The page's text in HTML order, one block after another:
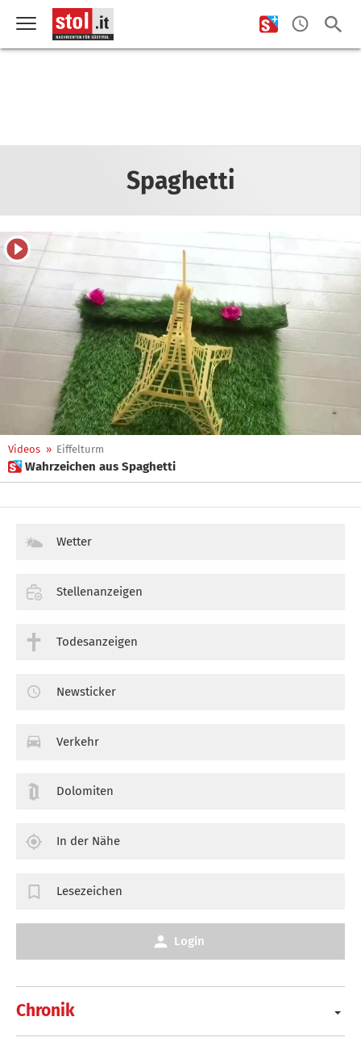
Spaghetti
Videos » Eiffelturm
 Wahrzeichen aus Spaghetti
Chronik
Wetter
Stellenanzeigen
Todesanzeigen
Newsticker
Verkehr
Dolomiten
In der Nähe
Lesezeichen
Login